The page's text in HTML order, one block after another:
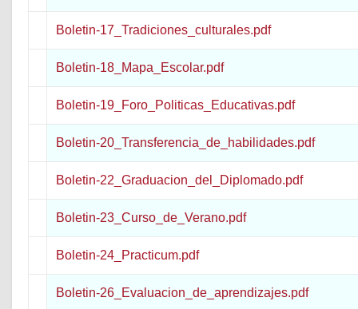
Boletin-17_Tradiciones_culturales.pdf
Boletin-18_Mapa_Escolar.pdf
Boletin-19_Foro_Politicas_Educativas.pdf
Boletin-20_Transferencia_de_habilidades.pdf
Boletin-22_Graduacion_del_Diplomado.pdf
Boletin-23_Curso_de_Verano.pdf
Boletin-24_Practicum.pdf
Boletin-26_Evaluacion_de_aprendizajes.pdf